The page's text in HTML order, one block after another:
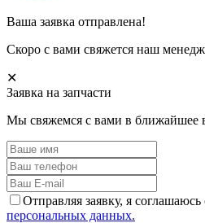
Ваша заявка отправлена!
Скоро с вами свяжется наш
✕
Заявка на запчасти
Мы свяжемся с вами в ближайшее
Отправляя заявку, я соглашаюсь
персональных данных.